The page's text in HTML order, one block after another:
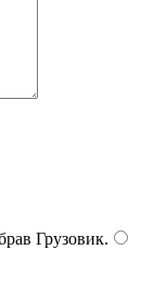
Грузовик.